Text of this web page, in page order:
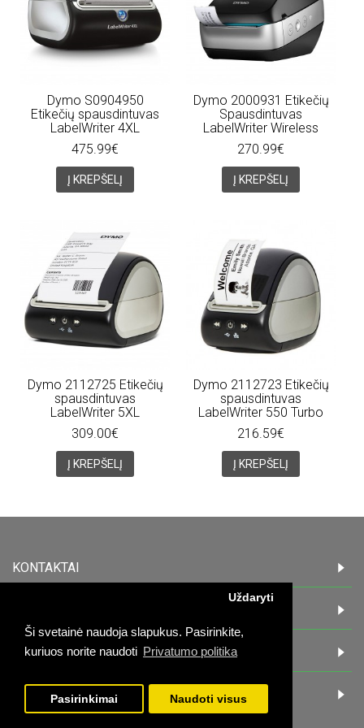
Ši svetainė naudoja slapukus. Pasirinkite,
kuriuos norite naudoti Privatumo politika
Uždaryti
Pasirinkimai Naudoti visus
Dymo S0904950
Etikečių spausdintuvas
LabelWriter 4XL
475.99€
Į KREPŠELĮ
Dymo 2000931 Etikečių
Spausdintuvas
LabelWriter Wireless
270.99€
Į KREPŠELĮ
Dymo 2112725 Etikečių
spausdintuvas
LabelWriter 5XL
309.00€
Į KREPŠELĮ
Dymo 2112723 Etikečių
spausdintuvas
LabelWriter 550 Turbo
216.59€
Į KREPŠELĮ
KONTAKTAI
PIRKĖJAMS
DARBO LAIKAS: